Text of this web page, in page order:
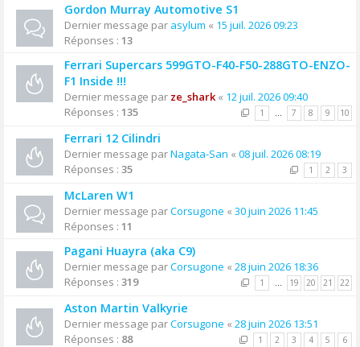
Gordon Murray Automotive S1
Dernier message par asylum « 15 juil. 2026 09:23
Réponses : 13
Ferrari Supercars 599GTO-F40-F50-288GTO-ENZO-
F1 Inside !!!
Dernier message par ze_shark« 12 juil. 2026 09:40
Réponses : 135 1 … 7 8 9 10
Ferrari 12 Cilindri
Dernier message parNagata-San « 08 juil. 2026 08:19
Réponses : 35 1 2 3
McLaren W1
Dernier message parCorsugone « 30 juin 2026 11:45
Réponses : 11
Pagani Huayra (aka C9)
Dernier message parCorsugone « 28 juin 2026 18:36
Réponses : 319 1 … 19 20 21 22
Aston Martin Valkyrie
Dernier message parCorsugone « 28 juin 2026 13:51
Réponses : 88 1 2 3 4 5 6